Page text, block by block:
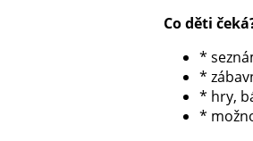
Co děti
*
*
* hry,
*